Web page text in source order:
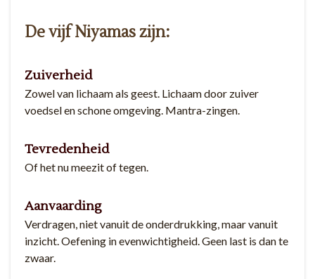
De vijf Niyamas zijn:
Zuiverheid
Zowel van lichaam als geest. Lichaam door zuiver
voedsel en schone omgeving. Mantra-zingen.
Tevredenheid
Of het nu meezit of tegen.
Aanvaarding
Verdragen, niet vanuit de onderdrukking, maar vanuit
inzicht. Oefening in evenwichtigheid. Geen last is dan te
zwaar.